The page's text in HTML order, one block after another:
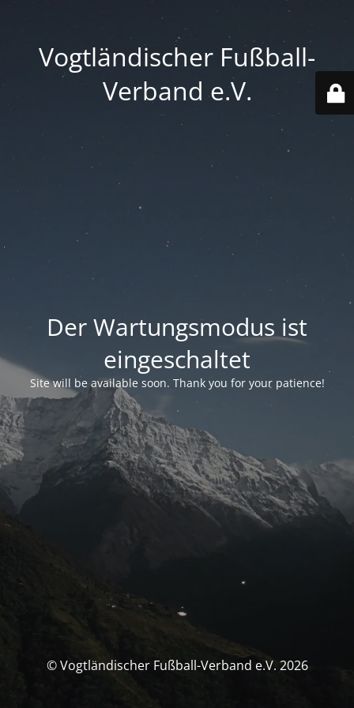
Vogtländischer Fußball-
Verband e.V.
Der Wartungsmodus ist
eingeschaltet
Site will be available soon. Thank you for your patience!
© Vogtländischer Fußball-Verband e.V. 2026